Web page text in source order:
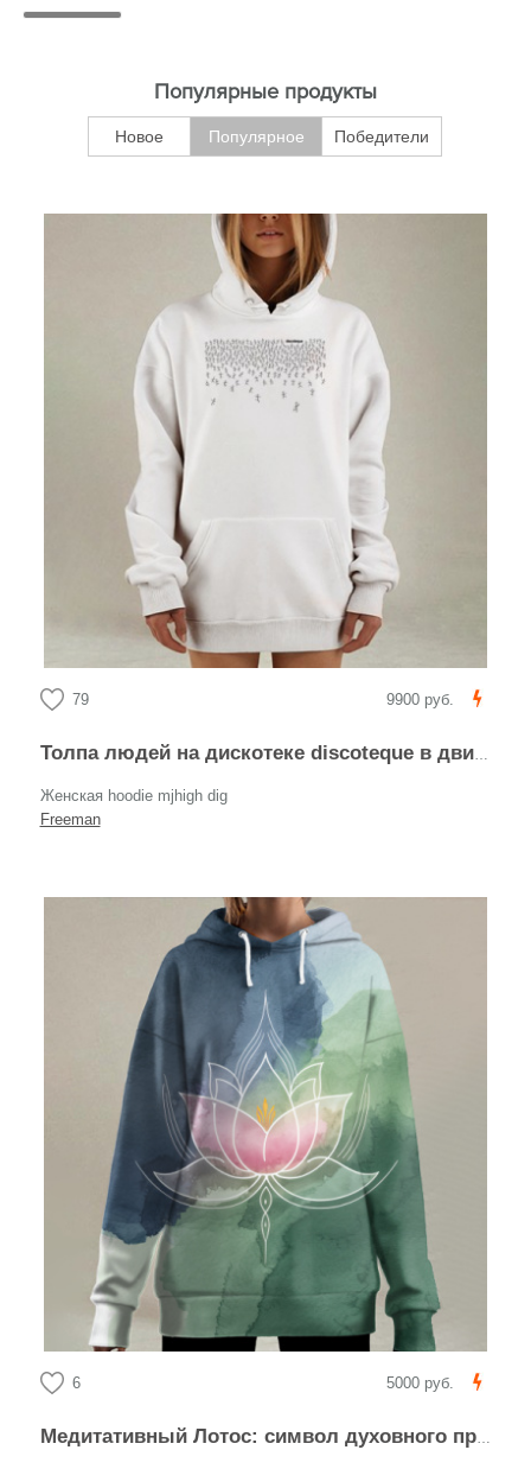
Популярные продукты
Новое Популярное Победители
79 9900 руб.
Толпа людей на дискотеке discoteque в движении и активности
Женская hoodie mjhigh dig
Freeman
6 5000 руб.
Медитативный Лотос: символ духовного пробуждения